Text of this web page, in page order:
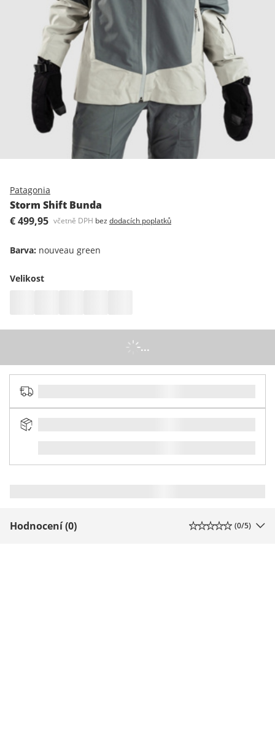
Patagonia
Storm Shift Bunda
€ 499,95 včetně DPH bez dodacích poplatků
Barva: nouveau green
Velikost
...
Hodnocení (0) (0/5)